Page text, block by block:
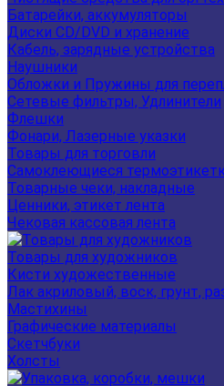
Батарейки, аккумуляторы
Диски CD/DVD и хранение
Кабель, зарядные устройства
Наушники
Обложки и Пружины для
Сетевые фильтры, Удлинители
Флешки
Фонари, Лазерные указки
Товары для торговли
Самоклеющиеся
Товарные чеки, накладные
Ценники, этикет лента
Чековая кассовая лента
Товары для художников
Кисти художественные
Лак акриловый, воск, грунт,
Мастихины
Графические материалы
Скетчбуки
Холсты